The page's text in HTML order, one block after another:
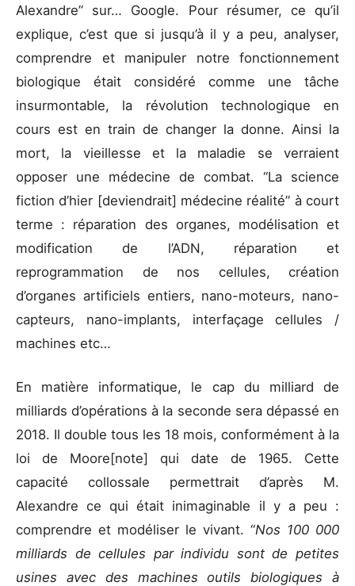
Alexandre” sur… Google. Pour résumer, ce qu’il
explique, c’est que si jusqu’à il y a peu, analyser,
comprendre et manipuler notre fonctionnement
biologique était considéré comme une tâche
insurmontable, la révolution technologique en
cours est en train de changer la donne. Ainsi la
mort, la vieillesse et la maladie se verraient
opposer une médecine de combat. “La science
fiction d’hier [deviendrait] médecine réalité” à court
terme : réparation des organes, modélisation et
modification de l’ADN, réparation et
reprogrammation de nos cellules, création
d’organes artificiels entiers, nano-moteurs, nano-
capteurs, nano-implants, interfaçage cellules /
machines etc…
En matière informatique, le cap du milliard de
milliards d’opérations à la seconde sera dépassé en
2018. Il double tous les 18 mois, conformément à la
loi de Moore[note] qui date de 1965. Cette
capacité collossale permettrait d’après M.
Alexandre ce qui était inimaginable il y a peu :
comprendre et modéliser le vivant. “Nos 100 000
milliards de cellules par individu sont de petites
usines avec des machines outils biologiques à